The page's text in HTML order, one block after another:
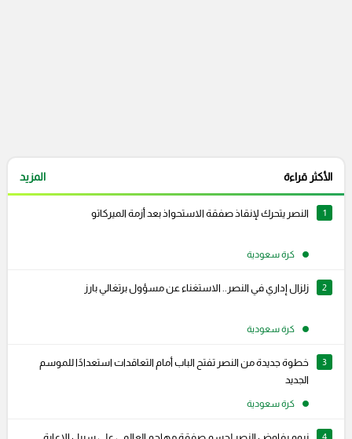
الأكثر قراءة المزيد
1 النصر يتحرك لإنقاذ صفقة الاستحواذ بعد أزمة الميركاتو
كرة سعودية
2 زلزال إداري في النصر.. الاستغناء عن مسؤول برتغالي بارز
كرة سعودية
3
خطوة جديدة من النصر تفتح الباب أمام التعاقدات استعدادًا للموسم
الجديد
كرة سعودية